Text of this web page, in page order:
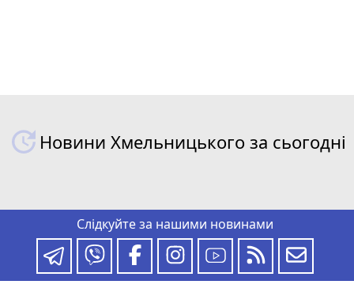
Новини Хмельницького за сьогодні
Слідкуйте за нашими новинами